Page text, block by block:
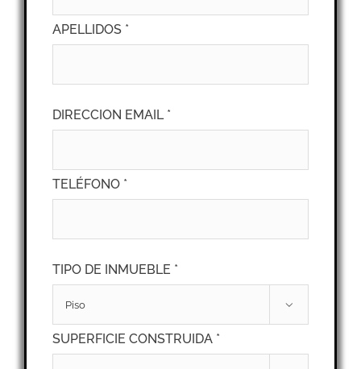
APELLIDOS *
DIRECCION EMAIL *
TELÉFONO *
TIPO DE INMUEBLE *

SUPERFICIE CONSTRUIDA *